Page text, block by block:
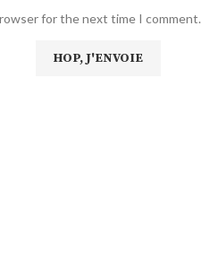
for the next time I comment.